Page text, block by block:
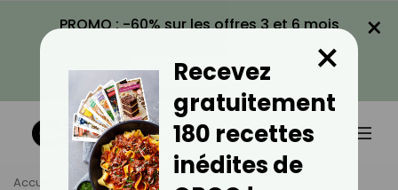
PROMO : -60% sur les offres 3 et 6 mois
VOIR LA PROMO
×
Accueil Actus
Bien-Être
Recevez
gratuitement
180 recettes
inédites de
×